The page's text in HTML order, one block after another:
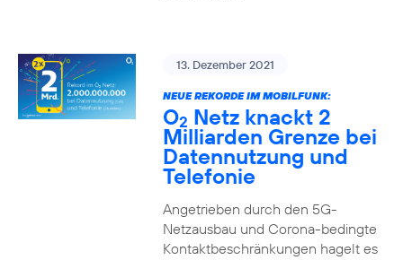
13. Dezember 2021
NEUE REKORDE IM MOBILFUNK:
O2 Netz knackt 2
Milliarden Grenze bei
Datennutzung und
Telefonie
Angetrieben durch den 5G-
Netzausbau und Corona-bedingte
Kontaktbeschränkungen hagelt es